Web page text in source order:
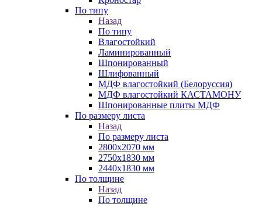
По типу
Назад
По типу
Влагостойкий
Ламинированный
Шпонированный
Шлифованный
МДФ влагостойкий (Белоруссия)
МДФ влагостойкий КАСТАМОНУ
Шпонированные плиты МДФ
По размеру листа
Назад
По размеру листа
2800х2070 мм
2750х1830 мм
2440х1830 мм
По толщине
Назад
По толщине